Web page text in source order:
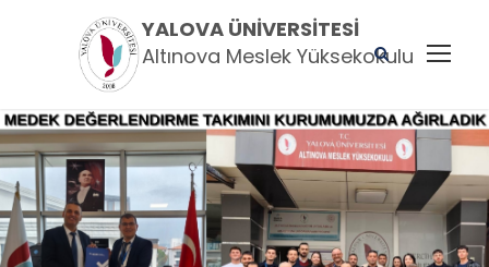
YALOVA ÜNIVERSITESI
Altınova Meslek Yüksekokulu